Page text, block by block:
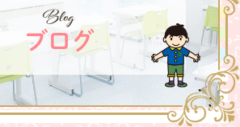
Blog
ブログ